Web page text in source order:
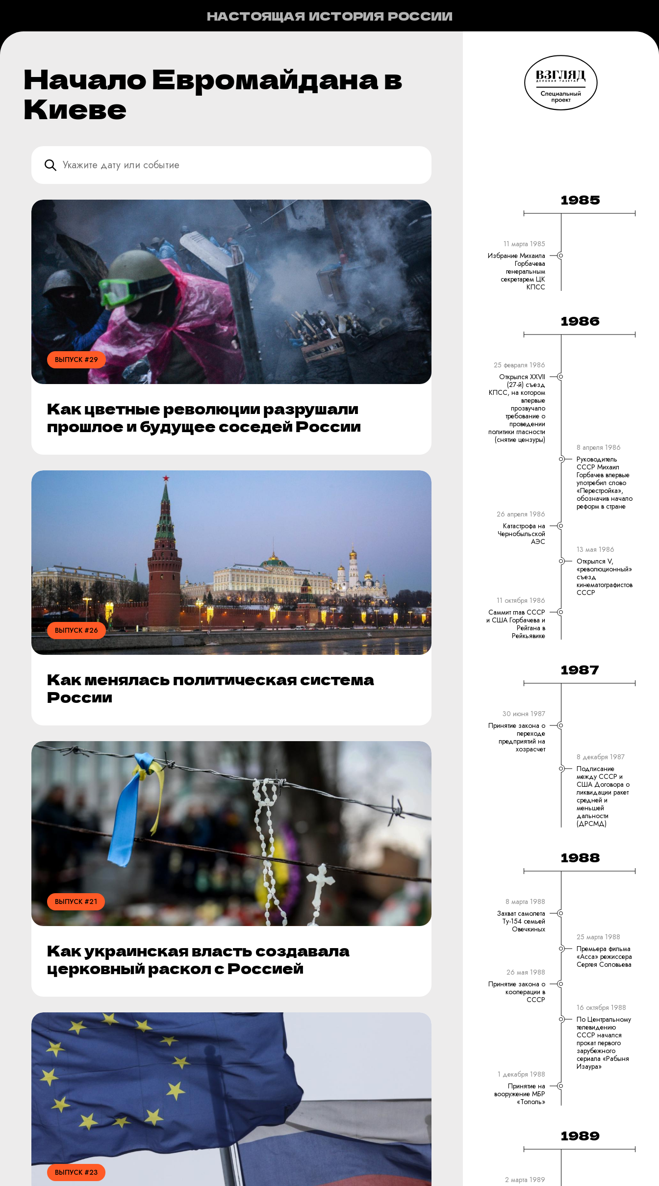
НАСТОЯЩАЯ ИСТОРИЯ РОССИИ
Начало Евромайдана в
Киеве
ВЫПУСК #29
Как цветные революции разрушали
прошлое и будущее соседей России
ВЫПУСК #26
Как менялась политическая система
России
ВЫПУСК #21
Как украинская власть создавала
церковный раскол с Россией
ВЫПУСК #23
1985
11 марта 1985
Избрание Михаила
Горбачева
генеральным
секретарем ЦК
КПСС
1986
25 февраля 1986
Открылся XXVII
(27-й) съезд
КПСС, на котором
впервые
прозвучало
требование о
проведении
политики гласности
(снятие цензуры)
8 апреля 1986
Руководитель
СССР Михаил
Горбачев впервые
употребил слово
«Перестройка»,
обозначив начало
реформ в стране
26 апреля 1986
Катастрофа на
Чернобыльской
АЭС
13 мая 1986
Открылся V,
«революционный»
съезд
кинематографистов
СССР
11 октября 1986
Саммит глав СССР
и США Горбачева и
Рейгана в
Рейкьявике
1987
30 июня 1987
Принятие закона о
переходе
предприятий на
хозрасчет
8 декабря 1987
Подписание
между СССР и
США Договора о
ликвидации ракет
средней и
меньшей
дальности
(ДРСМД)
1988
8 марта 1988
Захват самолета
Ту-154 семьей
Овечкиных
25 марта 1988
Премьера фильма
«Асса» режиссера
Сергея Соловьева
26 мая 1988
Принятие закона о
кооперации в
СССР
16 октября 1988
По Центральному
телевидению
СССР начался
прокат первого
зарубежного
сериала «Рабыня
Изаура»
1 декабря 1988
Принятие на
вооружение МБР
«Тополь»
1989
2 марта 1989